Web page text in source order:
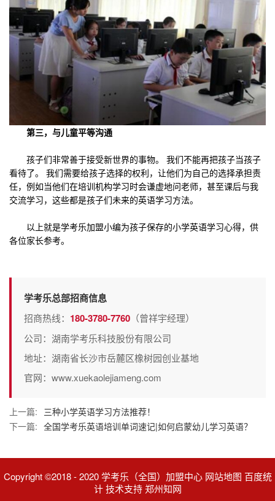
第三，与儿童平等沟通
孩子们非常善于接受新世界的事物。 我们不能再把孩子当孩子
看待了。 我们需要给孩子选择的权利，让他们为自己的选择承担责
任，例如当他们在培训机构学习时会谦虚地问老师，甚至课后与我
交流学习，这些都是孩子们未来的英语学习方法。
以上就是学考乐加盟小编为孩子保存的小学英语学习心得，供
各位家长参考。
学考乐总部招商信息
招商热线： 180-3780-7760 （曾祥宇经理）
公司：湖南学考乐科技股份有限公司
地址：湖南省长沙市岳麓区橡树园创业基地
官网：www.xuekaolejiameng.com
上一篇: 三种小学英语学习方法推荐！
下一篇: 全国学考乐英语培训单词速记|如何启蒙幼儿学习英语？
Copyright ©2018 - 2020 学考乐（全国）加盟中心 网站地图 百度统
计 技术支持 郑州知网